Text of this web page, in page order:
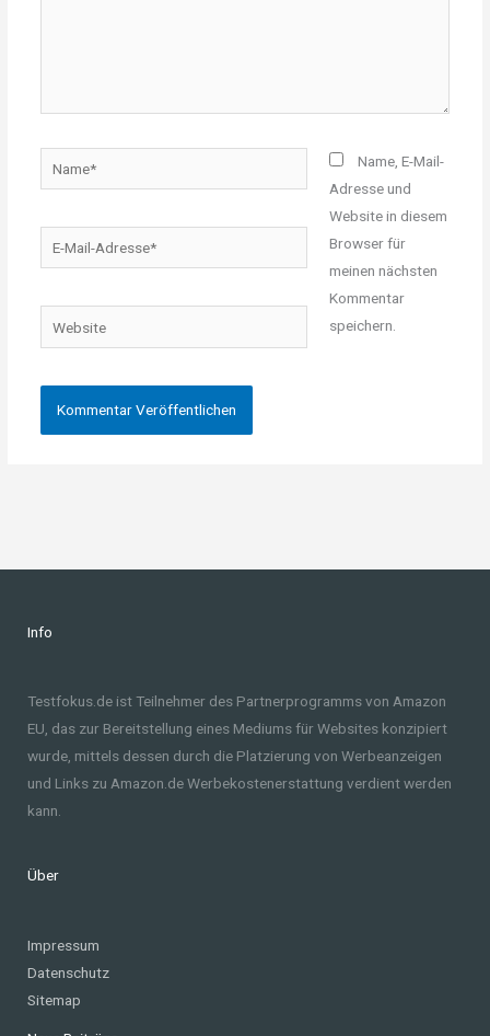
Mail-
Website
Name, E-Mail-
Adresse und
Website in diesem
Browser für
meinen nächsten
Kommentar
speichern.
Info
Testfokus.de ist Teilnehmer des Partnerprogramms von Amazon
EU, das zur Bereitstellung eines Mediums für Websites konzipiert
wurde, mittels dessen durch die Platzierung von Werbeanzeigen
und Links zu Amazon.de Werbekostenerstattung verdient werden
kann.
Über
Impressum
Datenschutz
Sitemap